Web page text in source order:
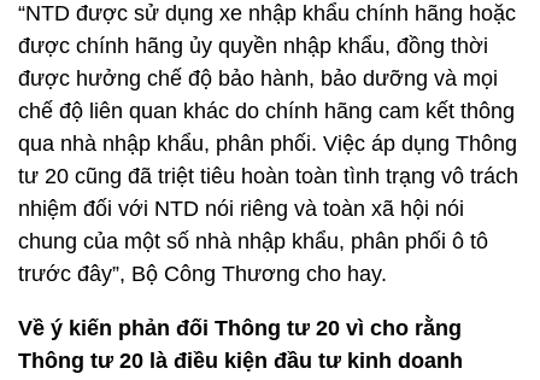
“NTD được sử dụng xe nhập khẩu chính hãng hoặc
được chính hãng ủy quyền nhập khẩu, đồng thời
được hưởng chế độ bảo hành, bảo dưỡng và mọi
chế độ liên quan khác do chính hãng cam kết thông
qua nhà nhập khẩu, phân phối. Việc áp dụng Thông
tư 20 cũng đã triệt tiêu hoàn toàn tình trạng vô trách
nhiệm đối với NTD nói riêng và toàn xã hội nói
chung của một số nhà nhập khẩu, phân phối ô tô
trước đây”, Bộ Công Thương cho hay.
Về ý kiến phản đối Thông tư 20 vì cho rằng
Thông tư 20 là điều kiện đầu tư kinh doanh